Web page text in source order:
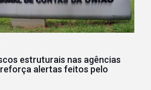
estruturais nas agências
alertas feitos pelo